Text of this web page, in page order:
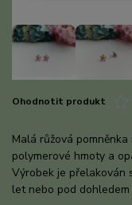
Ohodnotit produkt
Malá růžová
polymerové hmoty a
Výrobek je přelakován
let nebo pod dohledem